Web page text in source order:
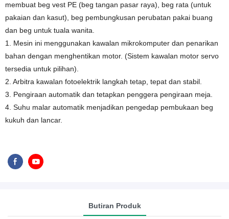
membuat beg vest PE (beg tangan pasar raya), beg rata (untuk
pakaian dan kasut), beg pembungkusan perubatan pakai buang
dan beg untuk tuala wanita.
1. Mesin ini menggunakan kawalan mikrokomputer dan penarikan
bahan dengan menghentikan motor. (Sistem kawalan motor servo
tersedia untuk pilihan).
2. Arbitra kawalan fotoelektrik langkah tetap, tepat dan stabil.
3. Pengiraan automatik dan tetapkan penggera pengiraan meja.
4. Suhu malar automatik menjadikan pengedap pembukaan beg
kukuh dan lancar.
Butiran Produk